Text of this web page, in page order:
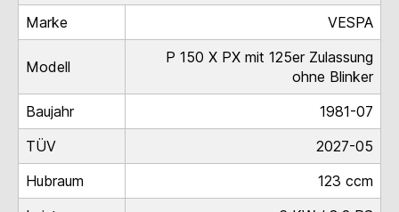
Marke
VESPA
Modell
P 150 X PX mit 125er Zulassung
ohne Blinker
Baujahr
1981-07
TÜV
2027-05
Hubraum
123 ccm